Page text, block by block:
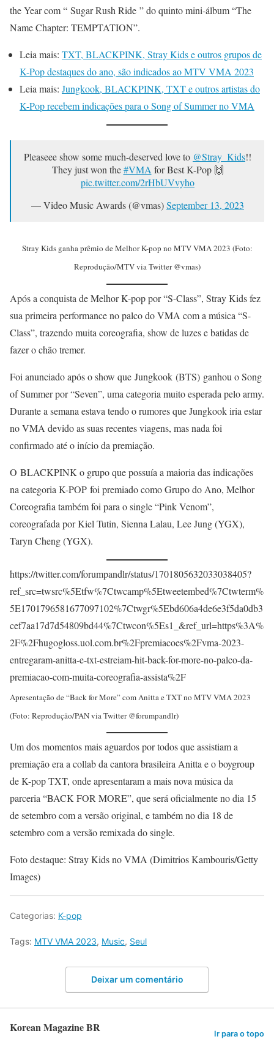
the Year com “ Sugar Rush Ride ” do quinto mini-álbum “The
Name Chapter: TEMPTATION”.
Leia mais: TXT, BLACKPINK, Stray Kids e outros grupos de
K-Pop destaques do ano, são indicados ao MTV VMA 2023
Leia mais: Jungkook, BLACKPINK, TXT e outros artistas do
K-Pop recebem indicações para o Song of Summer no VMA
Pleaseee show some much-deserved love to @Stray_Kids!!
They just won the#VMA for Best K-Pop 🙌
pic.twitter.com/2rHbUVvyho
— Video Music Awards (@vmas)September 13, 2023
Stray Kids ganha prêmio de Melhor K-pop no MTV VMA 2023 (Foto:
Reprodução/MTV via Twitter @vmas)
Após a conquista de Melhor K-pop por “S-Class”, Stray Kids fez
sua primeira performance no palco do VMA com a música “S-
Class”, trazendo muita coreografia, show de luzes e batidas de
fazer o chão tremer.
Foi anunciado após o show que Jungkook (BTS) ganhou o Song
of Summer por “Seven”, uma categoria muito esperada pelo army.
Durante a semana estava tendo o rumores que Jungkook iria estar
no VMA devido as suas recentes viagens, mas nada foi
confirmado até o início da premiação.
O BLACKPINK o grupo que possuía a maioria das indicações
na categoria K-POP foi premiado como Grupo do Ano, Melhor
Coreografia também foi para o single “Pink Venom”,
coreografada por Kiel Tutin, Sienna Lalau, Lee Jung (YGX),
Taryn Cheng (YGX).
https://twitter.com/forumpandlr/status/1701805632033038405?
ref_src=twsrc%5Etfw%7Ctwcamp%5Etweetembed%7Ctwterm%
5E1701796581677097102%7Ctwgr%5Ebd606a4de6e3f5da0db3
cef7aa17d7d54809bd44%7Ctwcon%5Es1_&ref_url=https%3A%
2F%2Fhugogloss.uol.com.br%2Fpremiacoes%2Fvma-2023-
entregaram-anitta-e-txt-estreiam-hit-back-for-more-no-palco-da-
premiacao-com-muita-coreografia-assista%2F
Apresentação de “Back for More” com Anitta e TXT no MTV VMA 2023
(Foto: Reprodução/PAN via Twitter @forumpandlr)
Um dos momentos mais aguardos por todos que assistiam a
premiação era a collab da cantora brasileira Anitta e o boygroup
de K-pop TXT, onde apresentaram a mais nova música da
parceria “BACK FOR MORE”, que será oficialmente no dia 15
de setembro com a versão original, e também no dia 18 de
setembro com a versão remixada do single.
Foto destaque: Stray Kids no VMA (Dimitrios Kambouris/Getty
Images)
Categorias: K-pop
Tags: MTV VMA 2023, Music, Seul
Deixar um comentário
Korean Magazine BR Ir para o topo